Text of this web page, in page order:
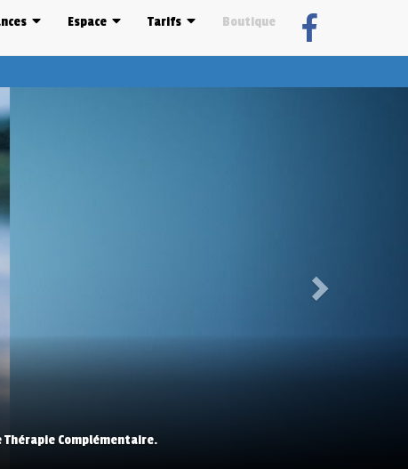
Espace Tarifs Boutique
Complémentaire.